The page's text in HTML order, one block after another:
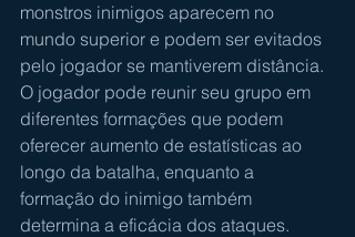
monstros inimigos aparecem no
mundo superior e podem ser evitados
pelo jogador se mantiverem distância.
O jogador pode reunir seu grupo em
diferentes formações que podem
oferecer aumento de estatísticas ao
longo da batalha, enquanto a
formação do inimigo também
determina a eficácia dos ataques.